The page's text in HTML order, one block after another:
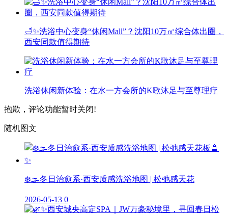
🛁✨洗浴中心变身“休闲Mall”？沈阳10万㎡综合体出圈，
西安同款值得期待
洗浴休闲新体验：在水一方会所的K歌沐足与至尊理疗
抱歉，评论功能暂时关闭!
随机图文
❄️🌫️冬日治愈系·西安质感洗浴地图 | 松弛感天花
2026-05-13 0